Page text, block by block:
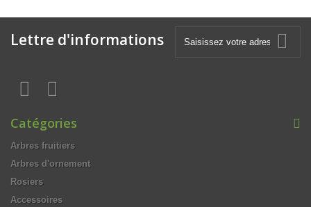
Lettre d'informations
Catégories
Arbres fruitiers
Arbres d'ornement
Rosiers
Accessoires